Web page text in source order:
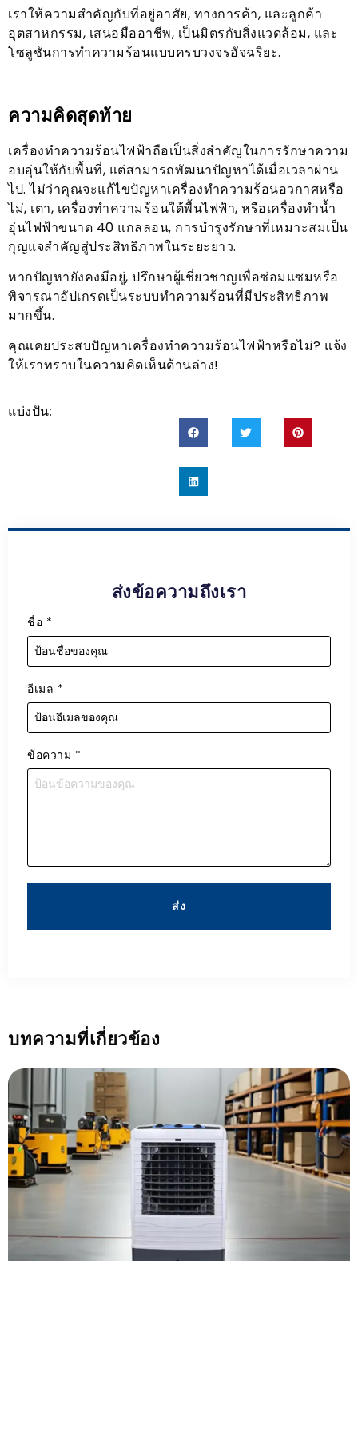
เราให้ความสำคัญกับที่อยู่อาศัย, ทางการค้า, และลูกค้า
อุตสาหกรรม, เสนอมืออาชีพ, เป็นมิตรกับสิ่งแวดล้อม, และ
โซลูชันการทำความร้อนแบบครบวงจรอัจฉริยะ.
ความคิดสุดท้าย
เครื่องทำความร้อนไฟฟ้าถือเป็นสิ่งสำคัญในการรักษาความ
อบอุ่นให้กับพื้นที่, แต่สามารถพัฒนาปัญหาได้เมื่อเวลาผ่าน
ไป. ไม่ว่าคุณจะแก้ไขปัญหาเครื่องทำความร้อนอวกาศหรือ
ไม่, เตา, เครื่องทำความร้อนใต้พื้นไฟฟ้า, หรือเครื่องทำน้ำ
อุ่นไฟฟ้าขนาด 40 แกลลอน, การบำรุงรักษาที่เหมาะสมเป็น
กุญแจสำคัญสู่ประสิทธิภาพในระยะยาว.
หากปัญหายังคงมีอยู่, ปรึกษาผู้เชี่ยวชาญเพื่อซ่อมแซมหรือ
พิจารณาอัปเกรดเป็นระบบทำความร้อนที่มีประสิทธิภาพ
มากขึ้น.
คุณเคยประสบปัญหาเครื่องทำความร้อนไฟฟ้าหรือไม่? แจ้ง
ให้เราทราบในความคิดเห็นด้านล่าง!
แบ่งปัน:
ส่งข้อความถึงเรา
ชื่อ *
อีเมล *
ข้อความ *
ส่ง
บทความที่เกี่ยวข้อง